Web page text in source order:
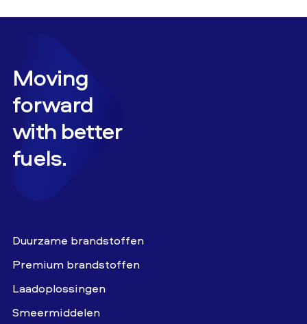
Moving
forward
with better
fuels.
Duurzame brandstoffen
Premium brandstoffen
Laadoplossingen
Smeermiddelen